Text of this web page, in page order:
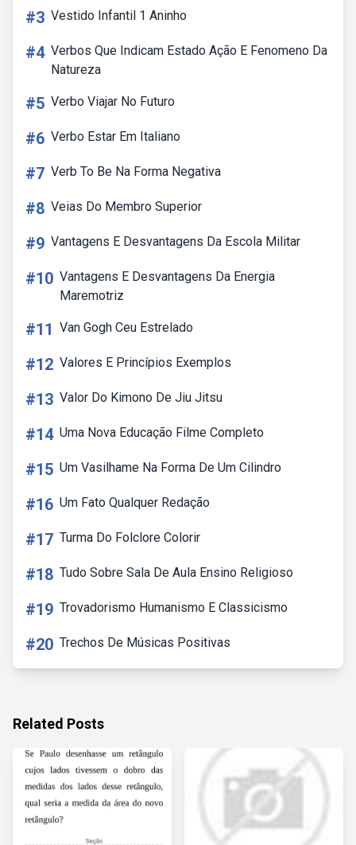
#3 Vestido Infantil 1 Aninho
#4 Verbos Que Indicam Estado Ação E Fenomeno Da
Natureza
#5 Verbo Viajar No Futuro
#6 Verbo Estar Em Italiano
#7 Verb To Be Na Forma Negativa
#8 Veias Do Membro Superior
#9 Vantagens E Desvantagens Da Escola Militar
#10 Vantagens E Desvantagens Da Energia
Maremotriz
#11 Van Gogh Ceu Estrelado
#12 Valores E Princípios Exemplos
#13 Valor Do Kimono De Jiu Jitsu
#14 Uma Nova Educação Filme Completo
#15 Um Vasilhame Na Forma De Um Cilindro
#16 Um Fato Qualquer Redação
#17 Turma Do Folclore Colorir
#18 Tudo Sobre Sala De Aula Ensino Religioso
#19 Trovadorismo Humanismo E Classicismo
#20 Trechos De Músicas Positivas
Related Posts